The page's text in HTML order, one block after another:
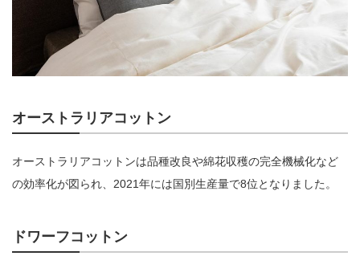
オーストラリアコットン
オーストラリアコットンは品種改良や綿花収穫の完全機械化など
の効率化が図られ、2021年には国別生産量で8位となりました。
ドワーフコットン